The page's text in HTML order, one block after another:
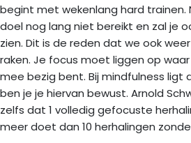
begint met wekenlang hard trainen.
doel nog lang niet bereikt en zal je
zien. Dit is de reden dat we ook
raken. Je focus moet liggen op
mee bezig bent. Bij mindfulness ligt
ben je je hiervan bewust. Arnold
zelfs dat 1 volledig gefocuste
meer doet dan 10 herhalingen